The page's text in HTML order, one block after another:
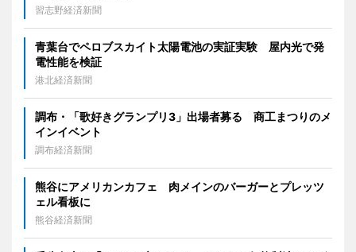
習志野経済新聞
青葉台でペロブスカイト太陽電池の実証実験 屋内光で発
電性能を検証
港北経済新聞
調布・「歌好きグランプリ3」出場者募る 商工まつりのメ
インイベント
調布経済新聞
熊谷にアメリカンカフェ 肉メインのバーガーとプレッツ
ェル看板に
熊谷経済新聞